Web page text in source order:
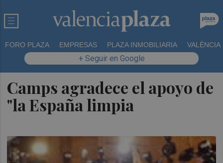
FORO PLAZA EMPRESAS PLAZA INMOBILIARIA VALÈNCIA
+ Seguir en Google
Camps agradece el apoyo de
"la España limpia